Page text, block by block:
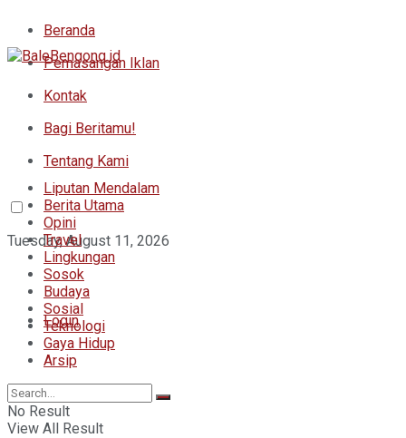
Beranda
Pemasangan Iklan
Kontak
Bagi Beritamu!
Tentang Kami
Tuesday, August 11, 2026
Login
Liputan Mendalam
Berita Utama
Opini
Travel
Lingkungan
Sosok
Budaya
Sosial
Teknologi
Gaya Hidup
Arsip
No Result
View All Result